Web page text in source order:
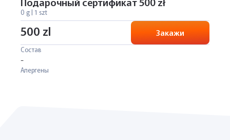
0 g | 1 szt
500 zl Закажи
Состав
-
Алергены